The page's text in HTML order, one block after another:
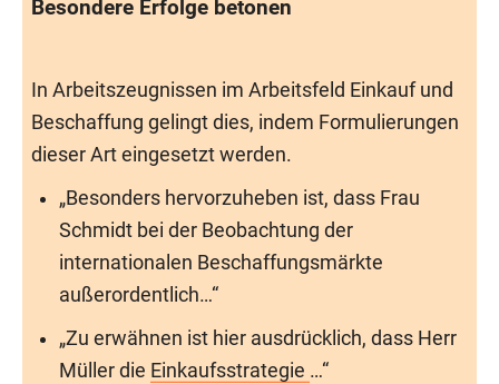
Besondere Erfolge betonen
In Arbeitszeugnissen im Arbeitsfeld Einkauf und
Beschaffung gelingt dies, indem Formulierungen
dieser Art eingesetzt werden.
„Besonders hervorzuheben ist, dass Frau
Schmidt bei der Beobachtung der
internationalen Beschaffungsmärkte
außerordentlich…“
„Zu erwähnen ist hier ausdrücklich, dass Herr
Müller die Einkaufsstrategie …“